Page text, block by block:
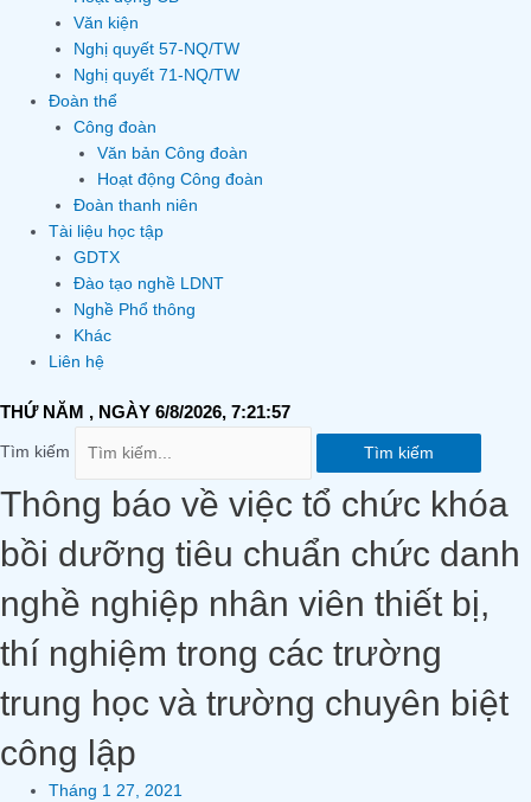
Văn kiện
Nghị quyết 57-NQ/TW
Nghị quyết 71-NQ/TW
Đoàn thể
Công đoàn
Văn bản Công đoàn
Hoạt động Công đoàn
Đoàn thanh niên
Tài liệu học tập
GDTX
Đào tạo nghề LDNT
Nghề Phổ thông
Khác
Liên hệ
THỨ NĂM , NGÀY 6/8/2026, 7:21:58
Tìm kiếm Tìm kiếm
Thông báo về việc tổ chức khóa
bồi dưỡng tiêu chuẩn chức danh
nghề nghiệp nhân viên thiết bị,
thí nghiệm trong các trường
trung học và trường chuyên biệt
công lập
Tháng 1 27, 2021